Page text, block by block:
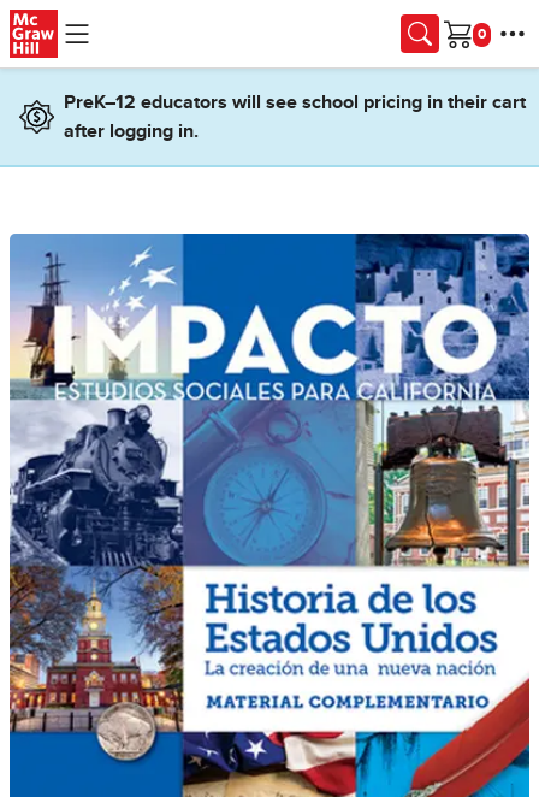
Skip to main content
Cart
PreK–12 educators will see school pricing in their cart
after logging in.